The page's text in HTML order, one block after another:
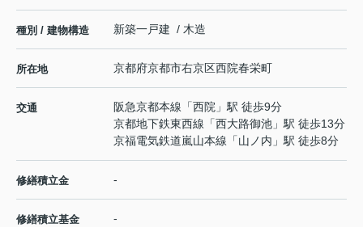
種別 / 建物構造 新築一戸建 / 木造
所在地 京都府京都市右京区西院春栄町
交通 阪急京都本線 「西院 」駅 徒歩9分
京都地下鉄東西線 「西大路御池 」駅 徒歩13分
京福電気鉄道嵐山本線 「山ノ内 」駅 徒歩8分
修繕積立金 -
修繕積立基金 -